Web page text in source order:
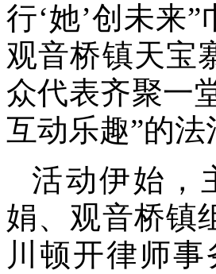
行‘她’创未来
观音桥镇天宝
众代表齐聚一
互动乐趣”的法
活动伊始，
娟、观音桥镇
川顿开律师